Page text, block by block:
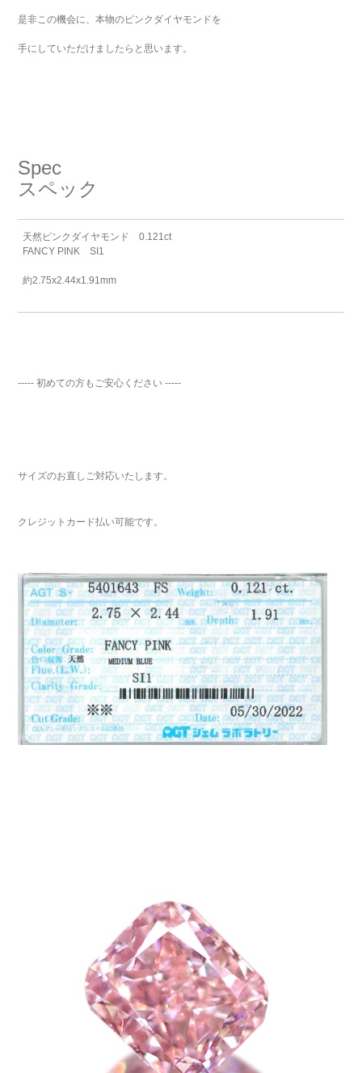
是非この機会に、本物のピンクダイヤモンドを
手にしていただけましたらと思います。
Spec
スペック
天然ピンクダイヤモンド 0.121ct
FANCY PINK SI1
約2.75x2.44x1.91mm
----- 初めての方もご安心ください -----
サイズのお直しご対応いたします。
クレジットカード払い可能です。